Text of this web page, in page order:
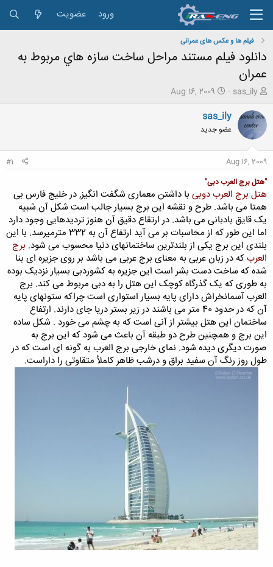
ورود عضویت
فیلم ها و عکس های عمرانی
دانلود فیلم مستند مراحل ساخت سازه هاي مربوط به
عمران
ش
و
ع
ک
ه
م
و
ض
و
ع
sas_ily
ت
ر
خ
ع
Aug 16, 2009
sas_ily
عضو جدید
Aug 16, 2009
#1
"هتل برج العرب دبی"
هتل برج العرب دوبی با داشتن معماری شگفت انگیز, در خلیج فارس بی
همتا می باشد. طرح و نقشه این برج بسیار جالب است شکل آن شبیه
یک قایق بادبانی می باشد. در ارتقاع دقیق آن هنوز تردیدهایی وجود دارد
اما این طور که از محاسبات بر می آید ارتفاع آن به 332 مترمیرسد. با این
بلندی این برج یکی از بلندترین ساختمانهای دنیا محسوب می شود. برج
العربکه در زبان عربی به معنای برج عربی می باشد بر روی جزیره ای بنا
شده که ساخت دست بشر است این جزیره به کشوردبی بسیار نزدیک بوده
به طوری که یک گذرگاه کوچک این هتل را به دبی مربوط می کند. برج
العرب آسمانخراش دارای پایه بسیار استواری است چراکه ستونهای پایه
آن که در حدود 40 متر می باشند در زیر بستر دریا جای دارند. ارتفاع
ساختمان این هتل بیشتر از آنی است که به چشم می خورد . شکل ساده
این برج و همچنین طرح دو طبقه آن باعث می شود که این برج به
صورت دیگری دیده شود. نمای خارجی برج العرب به گونه ای است که در
طول روز رنگ آن سفید براق و درشب ظاهر کاﻤﻸ متقاوتی را داراست.